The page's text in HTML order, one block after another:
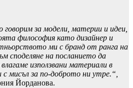
за модели, материи и идеи,
философия като дизайнер и
ми с бранд от ранга на
споделяне на посланието да
използвани материали в
с мисъл за по-доброто ни утре.“,
Йорданова.